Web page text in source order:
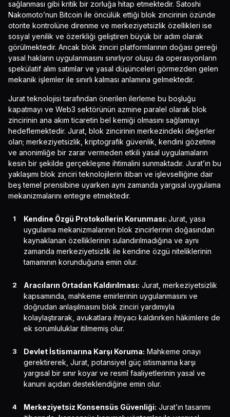
sağlanması gibi kritik bir zorluğa hitap etmektedir. Satoshi
Nakomoto’nun Bitcoin ile öncülük ettiği blok zincirinin özünde
otorite kontrolüne direnme ve merkeziyetsizlik özellikleri ise
sosyal yenilik ve özerkliği geliştiren büyük bir adım olarak
görülmektedir. Ancak blok zinciri platformlarının doğası gereği
yasal hakların uygulanmasını sınırlıyor oluşu da operasyonların
spekülatif alım satımlar ve yasal düşünceleri görmezden gelen
mekanik işlemler ile sınırlı kalması anlamına gelmektedir.
Jurat teknolojisi tarafından önerilen ilerleme bu boşluğu
kapatmayı ve Web3 sektörünün azmine paralel olarak blok
zincirinin ana akım ticaretin bel kemiği olmasını sağlamayı
hedeflemektedir. Jurat, blok zincirinin merkezindeki değerler
olan; merkeziyetsizlik, kriptografik güvenlik, kendini gözetme
ve anonimliğe bir zarar vermeden etkili yasal uygulamaların
kesin bir şekilde gerçekleşme ihtimalini sunmaktadır. Jurat’ın bu
yaklaşımı blok zinciri teknolojilerin itibarı ve işlevselliğine dair
beş temel prensibine uyarken aynı zamanda yargısal uygulama
mekanizmalarını entegre etmektedir.
Kendine Özgü Protokollerin Korunması: Jurat, yasa
uygulama mekanizmalarının blok zincirlerinin doğasından
kaynaklanan özelliklerinin sulandırılmadığına ve aynı
zamanda merkeziyetsizlik ile kendine özgü niteliklerinin
tamamının korunduğuna emin olur.
Aracıların Ortadan Kaldırılması: Jurat, merkeziyetsizlik
kapsamında, mahkeme emirlerinin uygulanmasını ve
doğrudan anlaşılmasını blok zinciri yardımıyla
kolaylaştırarak, avukatlara ihtiyacı kaldırırken hâkimlere de
ek sorumluluklar itilmemiş olur.
Devlet İstismarına Karşı Koruma: Mahkeme onayı
gerektirerek, Jurat, potansiyel güç istismarına karşı
yargısal bir sınır koyar ve resmî faaliyetlerinin yasal ve
kanuni açıdan desteklendiğine emin olur.
Merkeziyetsiz Konsensüs Güvenliği: Jurat’ın tasarımı